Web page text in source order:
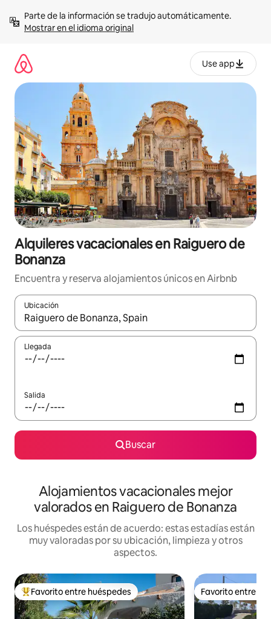
contenidoMostrar en el idioma original
Use app
Alquileres vacacionales en Raiguero de
Bonanza
Encuentra y reserva alojamientos únicos en Airbnb
Ubicación
Cuando los resultados estén disponibles, navega con las
Llegada
Salida
Buscar
Alojamientos vacacionales mejor
valorados en Raiguero de Bonanza
Los huéspedes están de acuerdo: estas estadías están
muy valoradas por su ubicación, limpieza y otros
aspectos.
Favorito entre huéspedes preferido
Favorito entre huéspedes Favorito entre
Favorito entre